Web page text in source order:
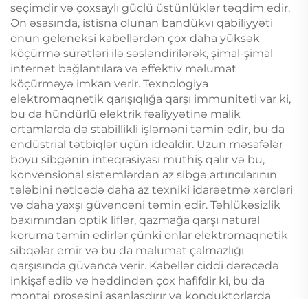
seçimdir və çoxsaylı güclü üstünlüklər təqdim edir.
Ən əsasında, istisna olunan bandükvı qabiliyyəti
onun geleneksi kabellərdən çox daha yüksək
köçürmə sürətləri ilə səsləndirilərək, şimal-şimal
internet bağlantılara və effektiv məlumat
köçürməyə imkan verir. Texnologiya
elektromaqnetik qarışıqlığa qarşı immuniteti var ki,
bu da hündürlü elektrik fəaliyyətinə malik
ortamlarda də stabillikli işləməni təmin edir, bu da
endüstrial tətbiqlər üçün idealdir. Uzun məsafələr
boyu sibgənin inteqrasiyası müthiş qalır və bu,
konvensional sistemlərdən az sibgə artırıcılarının
tələbini nəticədə daha az texniki idarəetmə xərcləri
və daha yaxşı güvəncəni təmin edir. Təhlükəsizlik
baxımından optik liflər, qazmağa qarşı natural
koruma təmin edirlər çünki onlar elektromaqnetik
sibqələr emir və bu da məlumat çalmazlığı
qarşısında güvəncə verir. Kabellər ciddi dərəcədə
inkişaf edib və həddindən çox hafifdir ki, bu da
montaj prosesini asanlaşdırır və konduktorlarda